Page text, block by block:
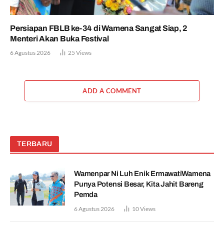
Persiapan FBLB ke-34 di Wamena Sangat Siap, 2
Menteri Akan Buka Festival
6 Agustus 2026 25 Views
ADD A COMMENT
TERBARU
Wamenpar Ni Luh Enik ErmawatiWamena
Punya Potensi Besar, Kita Jahit Bareng
Pemda
6 Agustus 2026 10Views